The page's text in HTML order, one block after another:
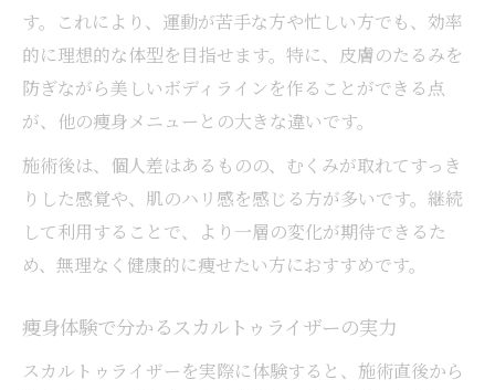
す。これにより、運動が苦手な方や忙しい方でも、効率
的に理想的な体型を目指せます。特に、皮膚のたるみを
防ぎながら美しいボディラインを作ることができる点
が、他の痩身メニューとの大きな違いです。
施術後は、個人差はあるものの、むくみが取れてすっき
りした感覚や、肌のハリ感を感じる方が多いです。継続
して利用することで、より一層の変化が期待できるた
め、無理なく健康的に痩せたい方におすすめです。
痩身体験で分かるスカルトゥライザーの実力
スカルトゥライザーを実際に体験すると、施術直後から